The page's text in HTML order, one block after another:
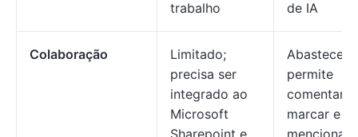
trabalho
de IA
Colaboração
Limitado;
precisa ser
integrado ao
Microsoft
Sharepoint e
permite
comentar,
marcar e
mencionar